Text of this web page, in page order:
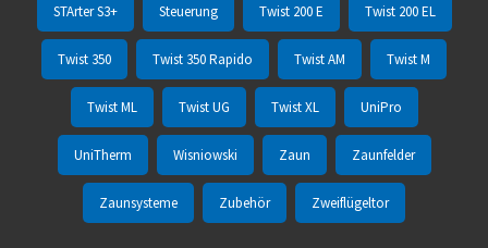
STArter S3+ Steuerung Twist 200 E Twist 200 EL
Twist 350 Twist 350 Rapido Twist AM Twist M
Twist ML Twist UG Twist XL UniPro
UniTherm Wisniowski Zaun Zaunfelder
Zaunsysteme Zubehör Zweiflügeltor